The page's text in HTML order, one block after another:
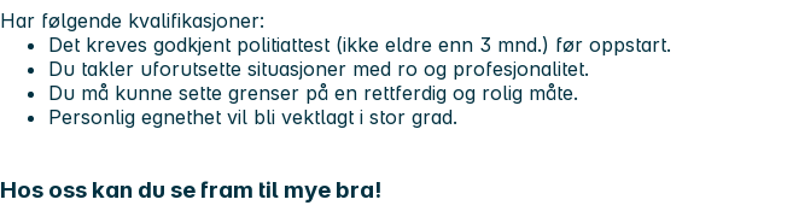
Har følgende kvalifikasjoner:
Det kreves godkjent politiattest (ikke eldre enn 3 mnd.) før oppstart.
Du takler uforutsette situasjoner med ro og profesjonalitet.
Du må kunne sette grenser på en rettferdig og rolig måte.
Personlig egnethet vil bli vektlagt i stor grad.
Hos oss kan du se fram til mye bra!